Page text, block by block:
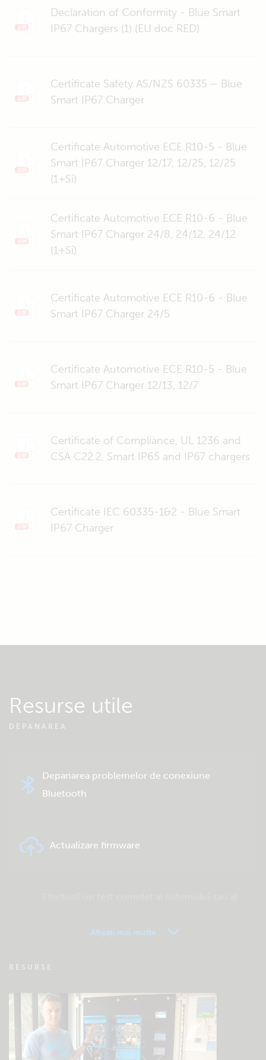
Declaration of Conformity - Blue Smart
IP67 Chargers (1) (EU doc RED)
Certificate Safety AS/NZS 60335 – Blue
Smart IP67 Charger
Certificate Automotive ECE R10-5 - Blue
Smart IP67 Charger 12/17, 12/25, 12/25
(1+Si)
Certificate Automotive ECE R10-6 - Blue
Smart IP67 Charger 24/8, 24/12, 24/12
(1+Si)
Certificate Automotive ECE R10-6 - Blue
Smart IP67 Charger 24/5
Certificate Automotive ECE R10-5 - Blue
Smart IP67 Charger 12/13, 12/7
Certificate of Compliance, UL 1236 and
CSA C22.2, Smart IP65 and IP67 chargers
Certificate IEC 60335-1&2 - Blue Smart
IP67 Charger
Resurse utile
DEPANAREA
Depanarea problemelor de conexiune
Bluetooth
Actualizare firmware
VRM – Monitorizare la distanță – Întrebări
Verificare bază de cunoștințe a comunității
Afișați mai multe
RESURSE